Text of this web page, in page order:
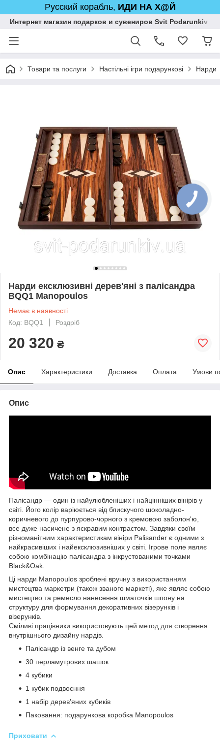
Русский корабль, ИДИ НА Х@Й
Интернет магазин подарков и сувениров Svit Podarunkiv
Товари та послуги Настільні ігри подарункові Нарди
Нарди ексклюзивні дерев'яні з палісандра
BQQ1 Manopoulos
Немає в наявності
Код: BQQ1
Роздріб
20 320 ₴
Опис Характеристики Доставка Оплата Умови
Опис
Палісандр — один із найулюбленіших і найцінніших вінірів у
світі. Його колір варіюється від блискучого шоколадно-
коричневого до пурпурово-чорного з кремовою заболон'ю,
все дуже насичене з яскравим контрастом. Завдяки своїм
різноманітним характеристикам вініри Palisander є одними з
найкрасивіших і найексклюзивніших у світі. Ігрове поле являє
собою комбінацію палісандра з інкрустованими точками
Black&Oak.
Ці нарди Manopoulos зроблені вручну з використанням
мистецтва маркетри (також званого маркеті), яке являє собою
мистецтво та ремесло нанесення шматочків шпону на
структуру для формування декоративних візерунків і
візерунків.
Сміливі працівники використовують цей метод для створення
внутрішнього дизайну нардів.
Палісандр із венге та дубом
30 перламутрових шашок
4 кубики
1 кубик подвоєння
1 набір дерев'яних кубиків
Паковання: подарункова коробка Manopoulos
Приховати